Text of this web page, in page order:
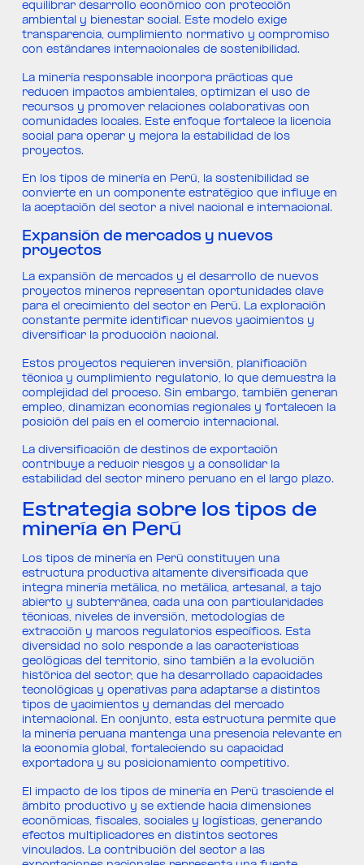
equilibrar desarrollo económico con protección
ambiental y bienestar social. Este modelo exige
transparencia, cumplimiento normativo y compromiso
con estándares internacionales de sostenibilidad.
La minería responsable incorpora prácticas que
reducen impactos ambientales, optimizan el uso de
recursos y promover relaciones colaborativas con
comunidades locales. Este enfoque fortalece la licencia
social para operar y mejora la estabilidad de los
proyectos.
En los tipos de minería en Perú, la sostenibilidad se
convierte en un componente estratégico que influye en
la aceptación del sector a nivel nacional e internacional.
Expansión de mercados y nuevos
proyectos
La expansión de mercados y el desarrollo de nuevos
proyectos mineros representan oportunidades clave
para el crecimiento del sector en Perú. La exploración
constante permite identificar nuevos yacimientos y
diversificar la producción nacional.
Estos proyectos requieren inversión, planificación
técnica y cumplimiento regulatorio, lo que demuestra la
complejidad del proceso. Sin embargo, también generan
empleo, dinamizan economías regionales y fortalecen la
posición del país en el comercio internacional.
La diversificación de destinos de exportación
contribuye a reducir riesgos y a consolidar la
estabilidad del sector minero peruano en el largo plazo.
Estrategia sobre los tipos de
minería en Perú
Los tipos de minería en Perú constituyen una
estructura productiva altamente diversificada que
integra minería metálica, no metálica, artesanal, a tajo
abierto y subterránea, cada una con particularidades
técnicas, niveles de inversión, metodologías de
extracción y marcos regulatorios específicos. Esta
diversidad no solo responde a las características
geológicas del territorio, sino también a la evolución
histórica del sector, que ha desarrollado capacidades
tecnológicas y operativas para adaptarse a distintos
tipos de yacimientos y demandas del mercado
internacional. En conjunto, esta estructura permite que
la minería peruana mantenga una presencia relevante en
la economía global, fortaleciendo su capacidad
exportadora y su posicionamiento competitivo.
El impacto de los tipos de minería en Perú trasciende el
ámbito productivo y se extiende hacia dimensiones
económicas, fiscales, sociales y logísticas, generando
efectos multiplicadores en distintos sectores
vinculados. La contribución del sector a las